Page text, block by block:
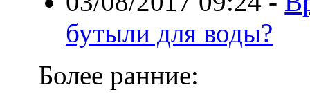
бутыли для воды?
Более ранние: